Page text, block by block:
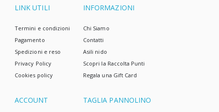
LINK UTILI
Termini e condizioni
Pagamento
Spedizioni e reso
Privacy Policy
Cookies policy
INFORMAZIONI
Chi Siamo
Contatti
Asili nido
Scopri la Raccolta Punti
Regala una Gift Card
ACCOUNT TAGLIA PANNOLINO